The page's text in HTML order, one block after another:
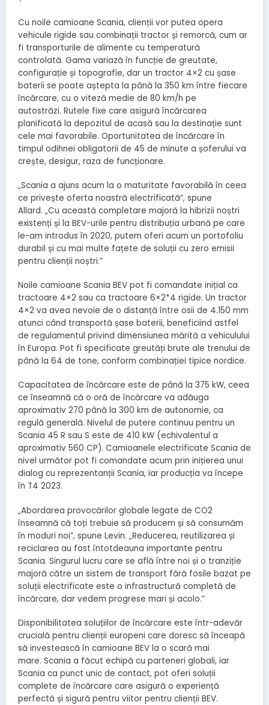
Cu noile camioane Scania, clienții vor putea opera
vehicule rigide sau combinații tractor și remorcă, cum ar
fi transporturile de alimente cu temperatură
controlată. Gama variază în funcție de greutate,
configurație și topografie, dar un tractor 4×2 cu șase
baterii se poate aștepta la până la 350 km între fiecare
încărcare, cu o viteză medie de 80 km/h pe
autostrăzi. Rutele fixe care asigură încărcarea
planificată la depozitul de acasă sau la destinație sunt
cele mai favorabile. Oportunitatea de încărcare în
timpul odihnei obligatorii de 45 de minute a șoferului va
crește, desigur, raza de funcționare.
„Scania a ajuns acum la o maturitate favorabilă în ceea
ce privește oferta noastră electrificată”, spune
Allard. „Cu această completare majoră la hibrizii noștri
existenți și la BEV-urile pentru distribuția urbană pe care
le-am introdus în 2020, putem oferi acum un portofoliu
durabil și cu mai multe fațete de soluții cu zero emisii
pentru clienții noștri.”
Noile camioane Scania BEV pot fi comandate inițial ca
tractoare 4×2 sau ca tractoare 6×2*4 rigide. Un tractor
4×2 va avea nevoie de o distanță între osii de 4.150 mm
atunci când transportă șase baterii, beneficiind astfel
de regulamentul privind dimensiunea mărită a vehiculului
în Europa. Pot fi specificate greutăți brute ale trenului de
până la 64 de tone, conform combinației tipice nordice.
Capacitatea de încărcare este de până la 375 kW, ceea
ce înseamnă că o oră de încărcare va adăuga
aproximativ 270 până la 300 km de autonomie, ca
regulă generală. Nivelul de putere continuu pentru un
Scania 45 R sau S este de 410 kW (echivalentul a
aproximativ 560 CP). Camioanele electrificate Scania de
nivel următor pot fi comandate acum prin inițierea unui
dialog cu reprezentanții Scania, iar producția va începe
în T4 2023.
„Abordarea provocărilor globale legate de CO2
înseamnă că toți trebuie să producem și să consumăm
în moduri noi”, spune Levin. „Reducerea, reutilizarea și
reciclarea au fost întotdeauna importante pentru
Scania. Singurul lucru care se află între noi și o tranziție
majoră către un sistem de transport fără fosile bazat pe
soluții electrificate este o infrastructură completă de
încărcare, dar vedem progrese mari și acolo.”
Disponibilitatea soluțiilor de încărcare este într-adevăr
crucială pentru clienții europeni care doresc să înceapă
să investească în camioane BEV la o scară mai
mare. Scania a făcut echipă cu parteneri globali, iar
Scania ca punct unic de contact, pot oferi soluții
complete de încărcare care asigură o experiență
perfectă și sigură pentru viitor pentru clienții BEV.